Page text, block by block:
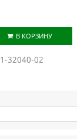
В КОРЗИНУ
32040-02